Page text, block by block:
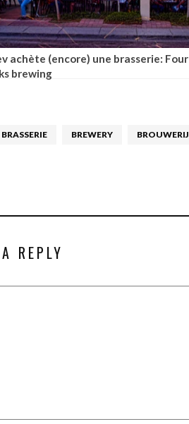
achète (encore) une brasserie: Four
brewing
BRASSERIE BREWERY BROUWERIJ
REPLY